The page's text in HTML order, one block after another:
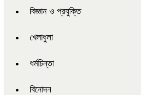
বিজ্ঞান ও প্রযুক্তি
খেলাধুলা
ধর্মচিন্তা
বিনোদন